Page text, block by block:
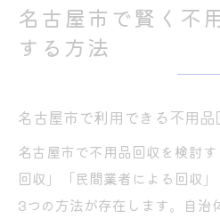
名古屋市で賢く不
する方法
名古屋市で利用できる不用
名古屋市で不用品回収を検討
回収」「民間業者による回収
3つの方法が存在します。自治